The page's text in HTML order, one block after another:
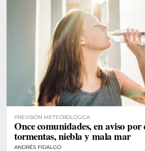
PREVISIÓN METEOROLÓGICA
Once comunidades, en aviso
tormentas, niebla y mala mar
ANDRÉS FIDALGO